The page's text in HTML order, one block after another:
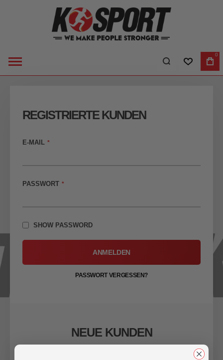
0
REGISTRIERTE KUNDEN
E-MAIL
PASSWORT
SHOW PASSWORD
ANMELDEN
PASSWORT VERGESSEN?
NEUE KUNDEN
Ein Konto zu erstellen hat viele Vorteile: schneller zur